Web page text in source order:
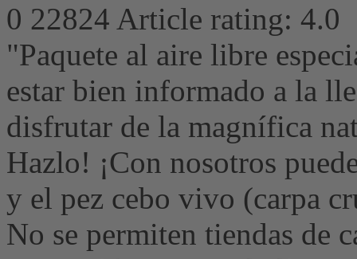
0 22824 Article rating: 4.0
"Paquete al aire libre
estar bien informado a la
disfrutar de la magnífica
Hazlo! ¡Con nosotros
y el pez cebo vivo (carpa
No se permiten tiendas de